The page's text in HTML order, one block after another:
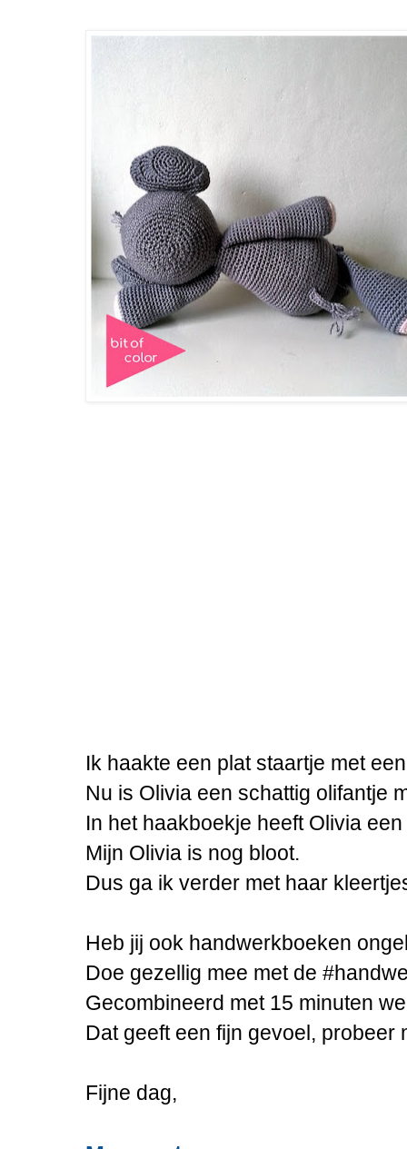
Ik haakte een plat staartje met
Nu is Olivia een schattig olifantje
In het haakboekje heeft Olivia
Mijn Olivia is nog bloot.
Dus ga ik verder met haar
Heb jij ook handwerkboeken
Doe gezellig mee met de
Gecombineerd met 15 minuten
Dat geeft een fijn gevoel, probeer
Fijne dag,